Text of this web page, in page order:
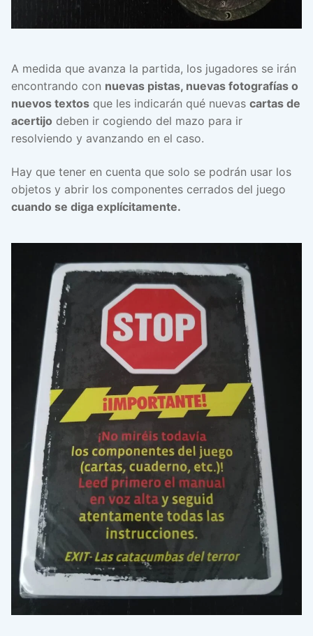
A medida que avanza la partida, los jugadores se irán
encontrando con nuevas pistas, nuevas fotografías o
nuevos textos que les indicarán qué nuevas cartas de
acertijo deben ir cogiendo del mazo para ir
resolviendo y avanzando en el caso.
Hay que tener en cuenta que solo se podrán usar los
objetos y abrir los componentes cerrados del juego
cuando se diga explícitamente.